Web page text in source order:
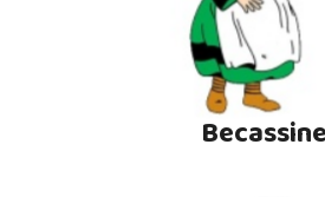
Becassine